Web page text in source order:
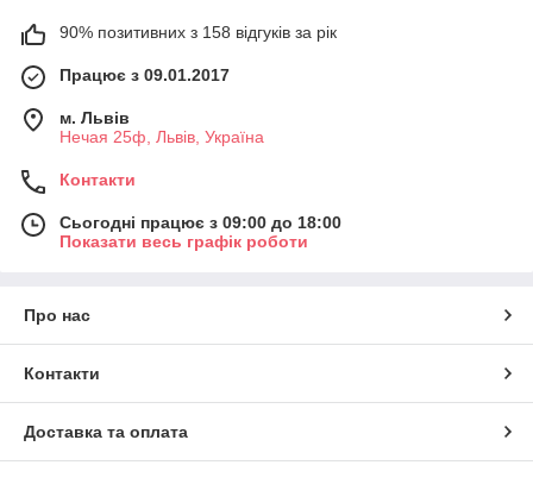
90% позитивних з 158 відгуків за рік
Працює з 09.01.2017
м. Львів
Нечая 25ф, Львів, Україна
Контакти
Сьогодні працює з 09:00 до 18:00
Показати весь графік роботи
Про нас
Контакти
Доставка та оплата